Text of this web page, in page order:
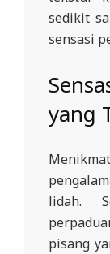
sedikit
sensasi
yang
lidah.
pisang